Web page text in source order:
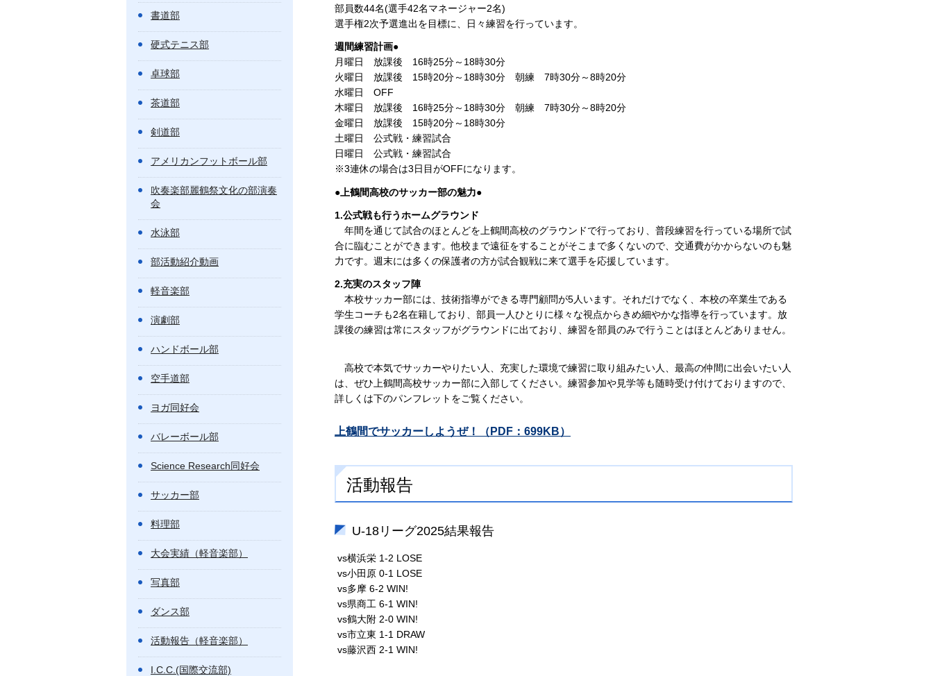
書道部
硬式テニス部
卓球部
茶道部
剣道部
アメリカンフットボール部
吹奏楽部麗鶴祭文化の部演奏
会
水泳部
部活動紹介動画
軽音楽部
演劇部
ハンドボール部
空手道部
ヨガ同好会
バレーボール部
Science Research同好会
サッカー部
料理部
大会実績（軽音楽部）
写真部
ダンス部
活動報告（軽音楽部）
I.C.C.(国際交流部)
部員数44名(選手42名マネージャー2名)
選手権2次予選進出を目標に、日々練習を行っています。
週間練習計画●
月曜日 放課後 16時25分～18時30分
火曜日 放課後 15時20分～18時30分 朝練 7時30分～8時20分
水曜日 OFF
木曜日 放課後 16時25分～18時30分 朝練 7時30分～8時20分
金曜日 放課後 15時20分～18時30分
土曜日 公式戦・練習試合
日曜日 公式戦・練習試合
※3連休の場合は3日目がOFFになります。
●上鶴間高校のサッカー部の魅力●
1.公式戦も行うホームグラウンド
年間を通じて試合のほとんどを上鶴間高校のグラウンドで行っており、普段練習を行っている場所で試
合に臨むことができます。他校まで遠征をすることがそこまで多くないので、交通費がかからないのも魅
力です。週末には多くの保護者の方が試合観戦に来て選手を応援しています。
2.充実のスタッフ陣
本校サッカー部には、技術指導ができる専門顧問が5人います。それだけでなく、本校の卒業生である
学生コーチも2名在籍しており、部員一人ひとりに様々な視点からきめ細やかな指導を行っています。放
課後の練習は常にスタッフがグラウンドに出ており、練習を部員のみで行うことはほとんどありません。
高校で本気でサッカーやりたい人、充実した環境で練習に取り組みたい人、最高の仲間に出会いたい人
は、ぜひ上鶴間高校サッカー部に入部してください。練習参加や見学等も随時受け付けておりますので、
詳しくは下のパンフレットをご覧ください。
上鶴間でサッカーしようぜ！（PDF：699KB）
活動報告
U-18リーグ2025結果報告
vs横浜栄 1-2 LOSE
vs小田原 0-1 LOSE
vs多摩 6-2 WIN!
vs県商工 6-1 WIN!
vs鶴大附 2-0 WIN!
vs市立東 1-1 DRAW
vs藤沢西 2-1 WIN!